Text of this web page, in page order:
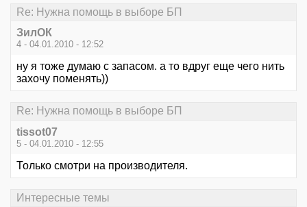
Re: Нужна помощь в выборе БП
ЗилОК
4 - 04.01.2010 - 12:52
ну я тоже думаю с запасом. а то вдруг еще чего нить
захочу поменять))
Re: Нужна помощь в выборе БП
tissot07
5 - 04.01.2010 - 12:55
Только смотри на производителя.
Интересные темы